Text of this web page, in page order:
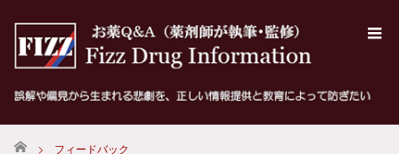
ホーム フィードバック